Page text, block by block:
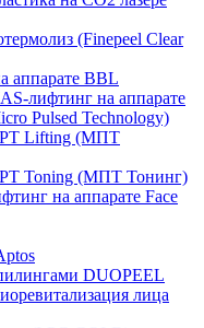
(Finepeel Clear
аппарате BBL
лифтинг на аппарате
Pulsed Technology)
Lifting (МПТ
Toning (МПТ Тонинг)
на аппарате Face
DUOPEEL
лица